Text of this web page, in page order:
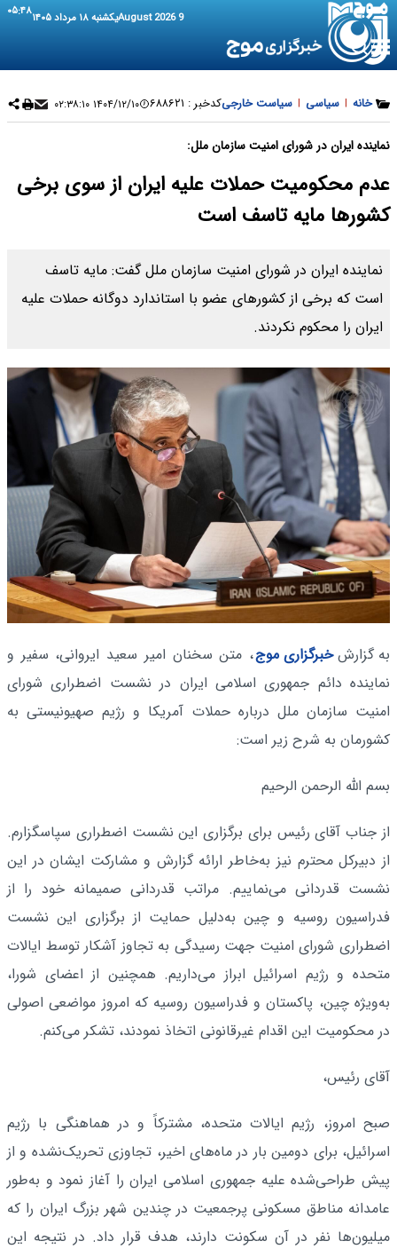
9 August 2026 یکشنبه ۱۸ مرداد ۱۴۰۵ ۰۵:۴۸
خانه | سیاسی | سیاست خارجیکدخبر : ۶۸۸۶۲۱ ۱۴۰۴/۱۲/۱۰ ۰۲:۳۸:۱۰
نماینده ایران در شورای امنیت سازمان ملل:
عدم محکومیت حملات علیه ایران از سوی برخی
کشورها مایه تاسف است
نماینده ایران در شورای امنیت سازمان ملل گفت: مایه تاسف
است که برخی از کشورهای عضو با استاندارد دوگانه حملات علیه
ایران را محکوم نکردند.
به گزارشخبرگزاری موج، متن سخنان امیر سعید ایروانی، سفیر و
نماینده دائم جمهوری اسلامی ایران در نشست اضطراری شورای
امنیت سازمان ملل درباره حملات آمریکا و رژیم صهیونیستی به
کشورمان به شرح زیر است:
بسم الله الرحمن الرحیم
از جناب آقای رئیس برای برگزاری این نشست اضطراری سپاسگزارم.
از دبیرکل محترم نیز به‌خاطر ارائه گزارش و مشارکت ایشان در این
نشست قدردانی می‌نماییم. مراتب قدردانی صمیمانه خود را از
فدراسیون روسیه و چین به‌دلیل حمایت از برگزاری این نشست
اضطراری شورای امنیت جهت رسیدگی به تجاوز آشکار توسط ایالات
متحده و رژیم اسرائیل ابراز می‌داریم. همچنین از اعضای شورا،
به‌ویژه چین، پاکستان و فدراسیون روسیه که امروز مواضعی اصولی
در محکومیت این اقدام غیرقانونی اتخاذ نمودند، تشکر می‌کنم.
آقای رئیس،
صبح امروز، رژیم ایالات متحده، مشترکاً و در هماهنگی با رژیم
اسرائیل، برای دومین بار در ماه‌های اخیر، تجاوزی تحریک‌نشده و از
پیش طراحی‌شده علیه جمهوری اسلامی ایران را آغاز نمود و به‌طور
عامدانه مناطق مسکونی پرجمعیت در چندین شهر بزرگ ایران را که
میلیون‌ها نفر در آن سکونت دارند، هدف قرار داد. در نتیجه این